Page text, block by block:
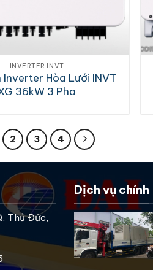
INVERTER INVT
Inverter Hòa Lưới INVT
36kW 3 Pha
2 3 4
Thủ Đức,
Dịch vụ chính